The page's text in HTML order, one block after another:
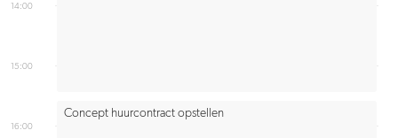
14:00
15:00
16:00
Concept huurcontract opstellen